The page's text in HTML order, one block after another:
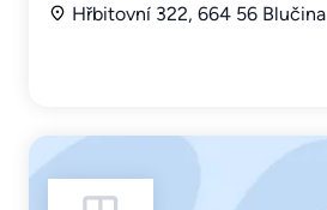
Hřbitovní 322, 664 56 Blučina